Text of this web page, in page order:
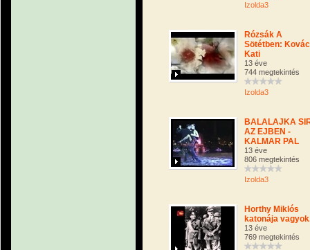
Izolda3
Rózsák A
Sötétben:
Kati
13 éve
744 megtekintés
Izolda3
BALALAJKA
AZ EJBEN -
KALMAR PAL
13 éve
806 megtekintés
Izolda3
Horthy Miklós
katonája
13 éve
769 megtekintés